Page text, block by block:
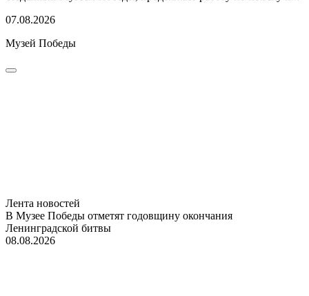
07.08.2026
Музей Победы
Лента новостей
В Музее Победы отметят годовщину окончания
Ленинградской битвы
08.08.2026